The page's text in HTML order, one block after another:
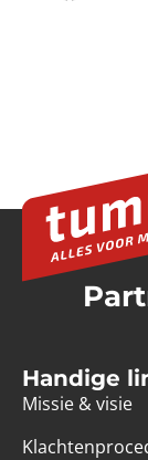
Handige
Missie & visie